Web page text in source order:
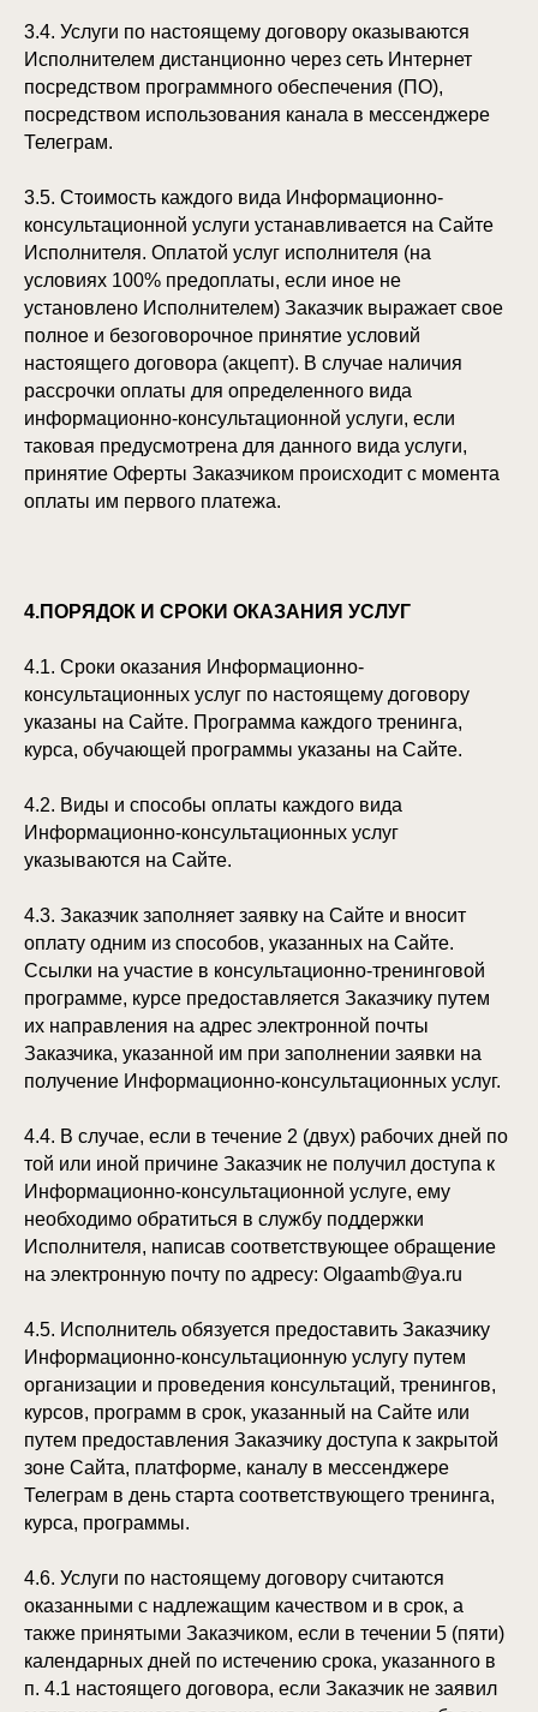
3.4. Услуги по настоящему договору оказываются
Исполнителем дистанционно через сеть Интернет
посредством программного обеспечения (ПО),
посредством использования канала в мессенджере
Телеграм.
3.5. Стоимость каждого вида Информационно-
консультационной услуги устанавливается на Сайте
Исполнителя. Оплатой услуг исполнителя (на
условиях 100% предоплаты, если иное не
установлено Исполнителем) Заказчик выражает свое
полное и безоговорочное принятие условий
настоящего договора (акцепт). В случае наличия
рассрочки оплаты для определенного вида
информационно-консультационной услуги, если
таковая предусмотрена для данного вида услуги,
принятие Оферты Заказчиком происходит с момента
оплаты им первого платежа.
4.ПОРЯДОК И СРОКИ ОКАЗАНИЯ УСЛУГ
4.1. Сроки оказания Информационно-
консультационных услуг по настоящему договору
указаны на Сайте. Программа каждого тренинга,
курса, обучающей программы указаны на Сайте.
4.2. Виды и способы оплаты каждого вида
Информационно-консультационных услуг
указываются на Сайте.
4.3. Заказчик заполняет заявку на Сайте и вносит
оплату одним из способов, указанных на Сайте.
Ссылки на участие в консультационно-тренинговой
программе, курсе предоставляется Заказчику путем
их направления на адрес электронной почты
Заказчика, указанной им при заполнении заявки на
получение Информационно-консультационных услуг.
4.4. В случае, если в течение 2 (двух) рабочих дней по
той или иной причине Заказчик не получил доступа к
Информационно-консультационной услуге, ему
необходимо обратиться в службу поддержки
Исполнителя, написав соответствующее обращение
на электронную почту по адресу: Olgaamb@ya.ru
4.5. Исполнитель обязуется предоставить Заказчику
Информационно-консультационную услугу путем
организации и проведения консультаций, тренингов,
курсов, программ в срок, указанный на Сайте или
путем предоставления Заказчику доступа к закрытой
зоне Сайта, платформе, каналу в мессенджере
Телеграм в день старта соответствующего тренинга,
курса, программы.
4.6. Услуги по настоящему договору считаются
оказанными с надлежащим качеством и в срок, а
также принятыми Заказчиком, если в течении 5 (пяти)
календарных дней по истечению срока, указанного в
п. 4.1 настоящего договора, если Заказчик не заявил